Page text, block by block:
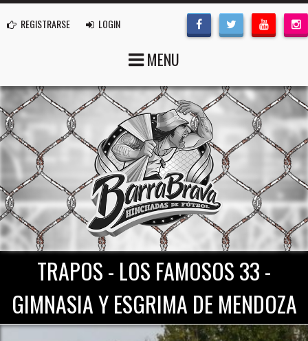
REGISTRARSE LOGIN
MENU
TRAPOS - LOS FAMOSOS 33 -
GIMNASIA Y ESGRIMA DE MENDOZA